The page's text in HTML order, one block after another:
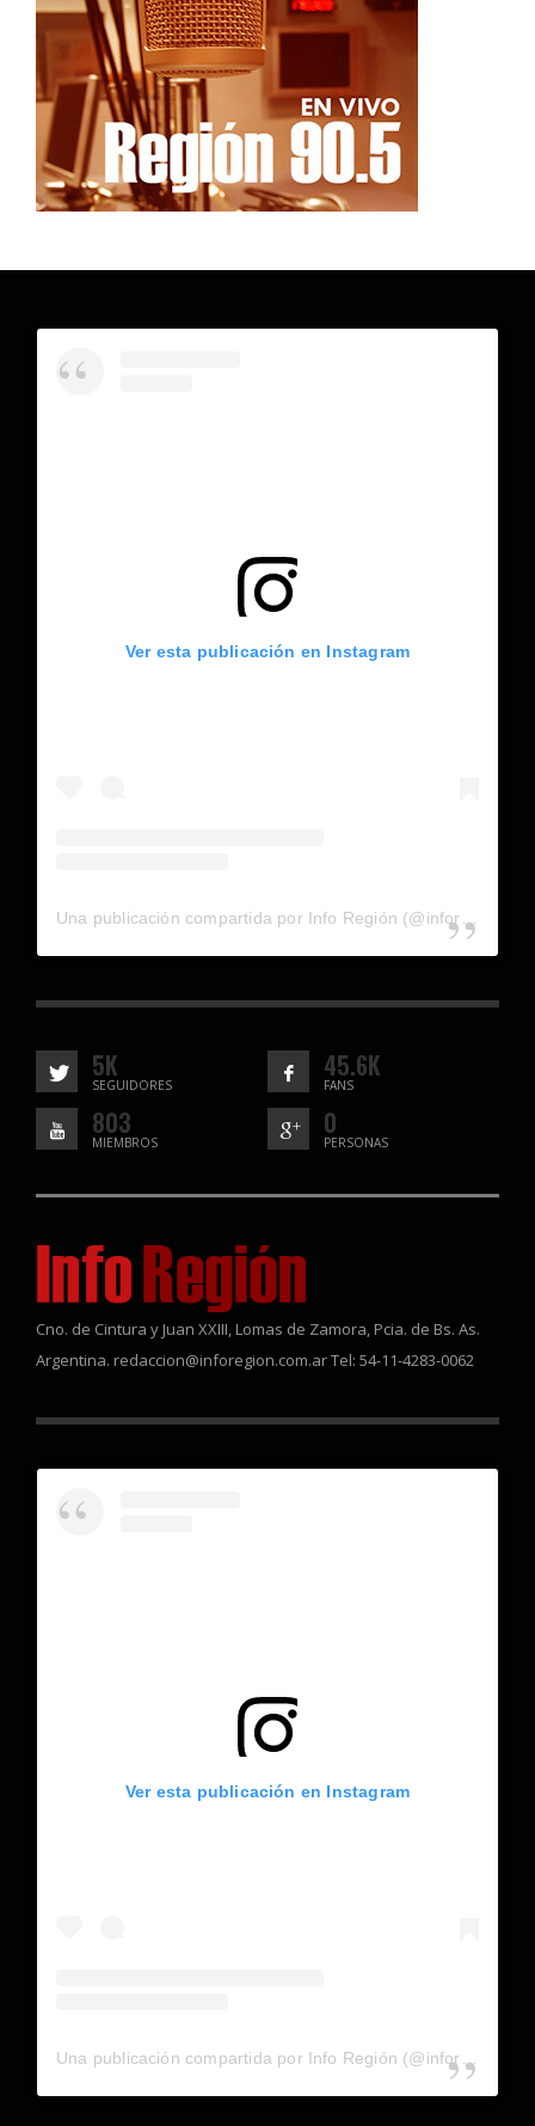
Ver esta publicación en Instagram
5K
SEGUIDORES
45.6K
FANS
803
MIEMBROS
0
PERSONAS
Cno. de Cintura y Juan XXIII, Lomas de Zamora, Pcia. de Bs. As.
Argentina. redaccion@inforegion.com.ar Tel: 54-11-4283-0062
Ver esta publicación en Instagram